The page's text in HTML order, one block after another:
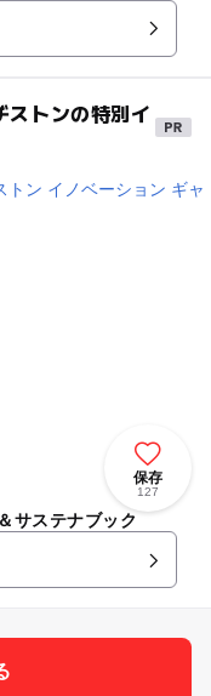
ストンの特別イ
保存
127
サステナブック